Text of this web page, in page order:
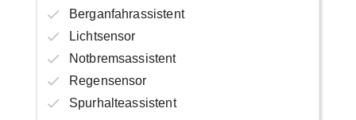
Berganfahrassistent
Lichtsensor
Notbremsassistent
Regensensor
Spurhalteassistent